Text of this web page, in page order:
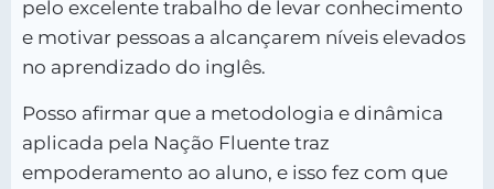
pelo excelente trabalho de levar conhecimento
e motivar pessoas a alcançarem níveis elevados
no aprendizado do inglês.
Posso afirmar que a metodologia e dinâmica
aplicada pela Nação Fluente traz
empoderamento ao aluno, e isso fez com que